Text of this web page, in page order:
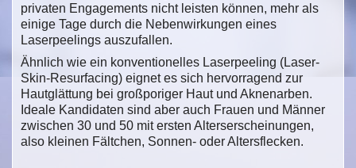
privaten Engagements nicht leisten können, mehr als
einige Tage durch die Nebenwirkungen eines
Laserpeelings auszufallen.
Ähnlich wie ein konventionelles Laserpeeling (Laser-
Skin-Resurfacing) eignet es sich hervorragend zur
Hautglättung bei großporiger Haut und Aknenarben.
Ideale Kandidaten sind aber auch Frauen und Männer
zwischen 30 und 50 mit ersten Alterserscheinungen,
also kleinen Fältchen, Sonnen- oder Altersflecken.